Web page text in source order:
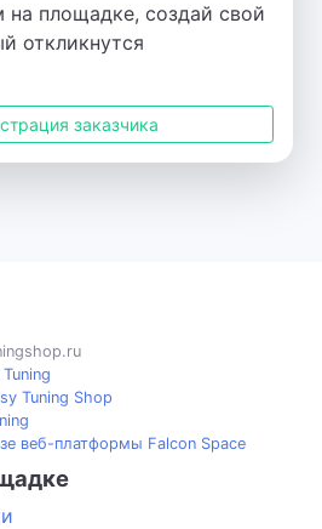
на площадке, создай свой
откликнутся
заказчика
Tuning Shop
веб-платформы Falcon Space